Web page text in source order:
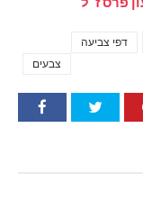
דפי צביעה
צבעים